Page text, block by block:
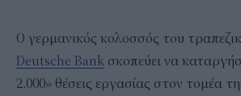
Ο γερμανικός κολοσσός του
Deutsche Bank σκοπεύει να
2.000» θέσεις εργασίας στον τομέα